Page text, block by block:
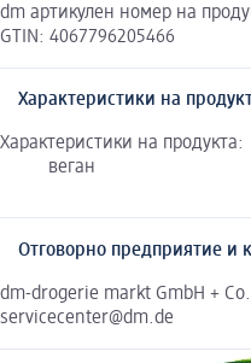
dm артикулен номер на
GTIN: 4067796205466
Характеристики на
Характеристики на продукта:
веган
Отговорно предприятие и
dm-drogerie markt GmbH +
servicecenter@dm.de